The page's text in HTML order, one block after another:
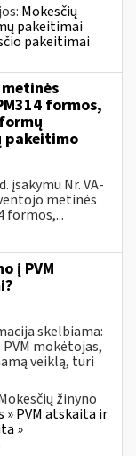
Mokesčių
pakeitimai
pakeitimai
formos,
įsakymu Nr. VA-
metinės
formos,...
į PVM
skelbiama:
mokėtojas,
veiklą, turi
žinyno
PVM atskaita ir
»